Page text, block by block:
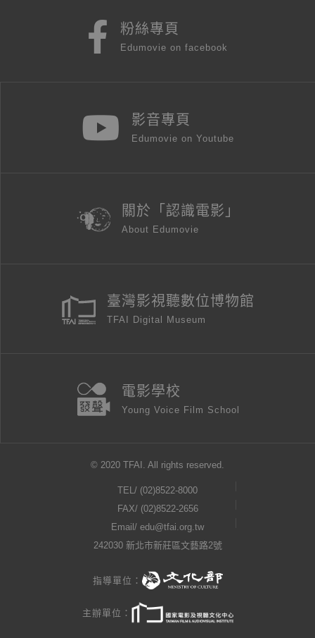
粉絲專頁
Edumovie on facebook
影音專頁
Edumovie on Youtube
關於「認識電影」
About Edumovie
臺灣影視聽數位博物館
TFAI Digital Museum
電影學校
Young Voice Film School
© 2020 TFAI. All rights reserved.
TEL/ (02)8522-8000
FAX/ (02)8522-2656
Email/ edu@tfai.org.tw
242030 新北市新莊區文藝路2號
指導單位：
主辦單位：